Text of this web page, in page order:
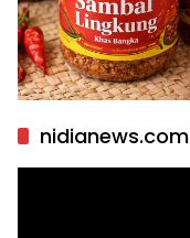
nidianews.com